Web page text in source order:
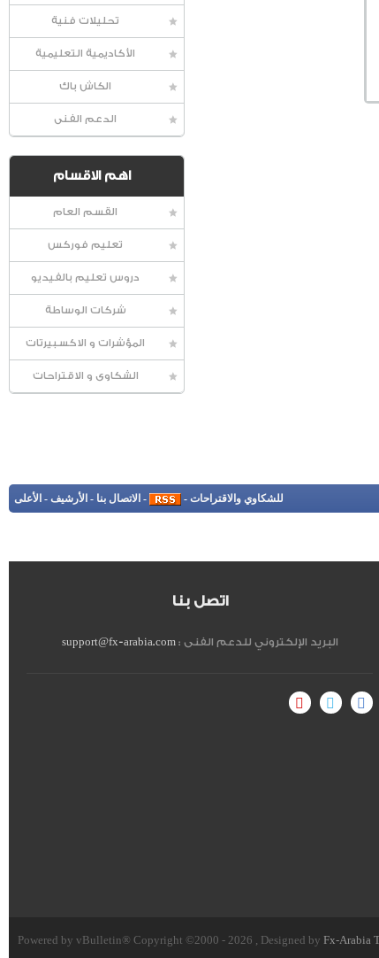
تحليلات فنية
الأكاديمية التعليمية
الكاش باك
الدعم الفنى
اهم الاقسام
القسم العام
تعليم فوركس
دروس تعليم بالفيديو
شركات الوساطة
المؤشرات و الاكسبيرتات
الشكاوى و الاقتراحات
للشكاوي والاقتراحات -
- الاتصال بنا - الأرشيف - الأعلى
اتصل بنا
البريد الإلكتروني للدعم الفنى :support@fx-arabia.com
Powered by vBulletin® Copyright ©2000 - 2026 , Designed by Fx-Arabia